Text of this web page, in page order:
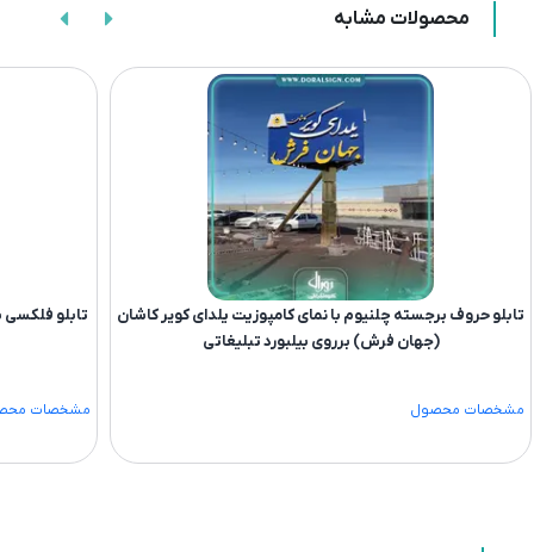
محصولات مشابه
تابلو حروف برجسته چلنیوم با نمای کامپوزیت یلدای کویر کاشان
(جهان فرش) برروی بیلبورد تبلیغاتی
مشخصات محصول
تابلو فلکسی
مشخصات